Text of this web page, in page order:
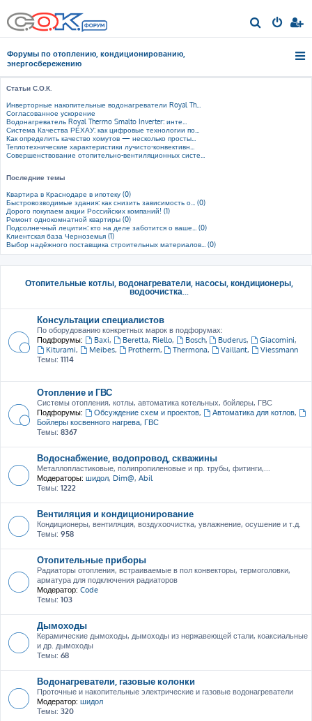
о
Форумы по отоплению, кондиционированию,
энергосбережению
Статьи С.О.К.
Инверторные накопительные водонагреватели Royal Th...
Согласованное ускорение
Водонагреватель Royal Thermo Smalto Inverter: инте...
Система Качества РЕХАУ: как цифровые технологии по...
Как определить качество хомутов — несколько просты...
Теплотехнические характеристики лучисто-конвективн...
Совершенствование отопительно-вентиляционных систе...
Последние темы
Квартира в Краснодаре в ипотеку (0)
Быстровозводимые здания: как снизить зависимость о... (0)
Дорого покупаем акции Российских компаний! (1)
Ремонт однокомнатной квартиры (0)
Подсолнечный лецитин: кто на деле заботится о ваше... (0)
Клиентская база Черноземья (1)
Выбор надёжного поставщика строительных материалов... (0)
Отопительные котлы, водонагреватели, насосы, кондиционеры,
водоочистка...
Консультации специалистов
По оборудованию конкретных марок в подфорумах:
Подфорумы:
Baxi, Beretta, Riello, Bosch, Buderus, Giacomini,
Kiturami, Meibes, Protherm, Thermona, Vaillant,
Viessmann
Темы: 1114
Отопление и ГВС
Системы отопления, котлы, автоматика котельных, бойлеры, ГВС
Подфорумы:
Обсуждение схем и проектов, Автоматика для котлов,
Бойлеры косвенного нагрева, ГВС
Темы: 8367
Водоснабжение, водопровод, скважины
Металлопластиковые, полипропиленовые и пр. трубы, фитинги,...
Модераторы: шидол, Dim@, Abil
Темы: 1222
Вентиляция и кондиционирование
Кондиционеры, вентиляция, воздухоочистка, увлажнение, осушение и т.д.
Темы: 958
Отопительные приборы
Радиаторы отопления, встраиваемые в пол конвекторы, термоголовки,
арматура для подключения радиаторов
Модератор: Code
Темы: 103
Дымоходы
Керамические дымоходы, дымоходы из нержавеющей стали, коаксиальные
и др. дымоходы
Темы: 68
Водонагреватели, газовые колонки
Проточные и накопительные электрические и газовые водонагреватели
Модератор: шидол
Темы: 320